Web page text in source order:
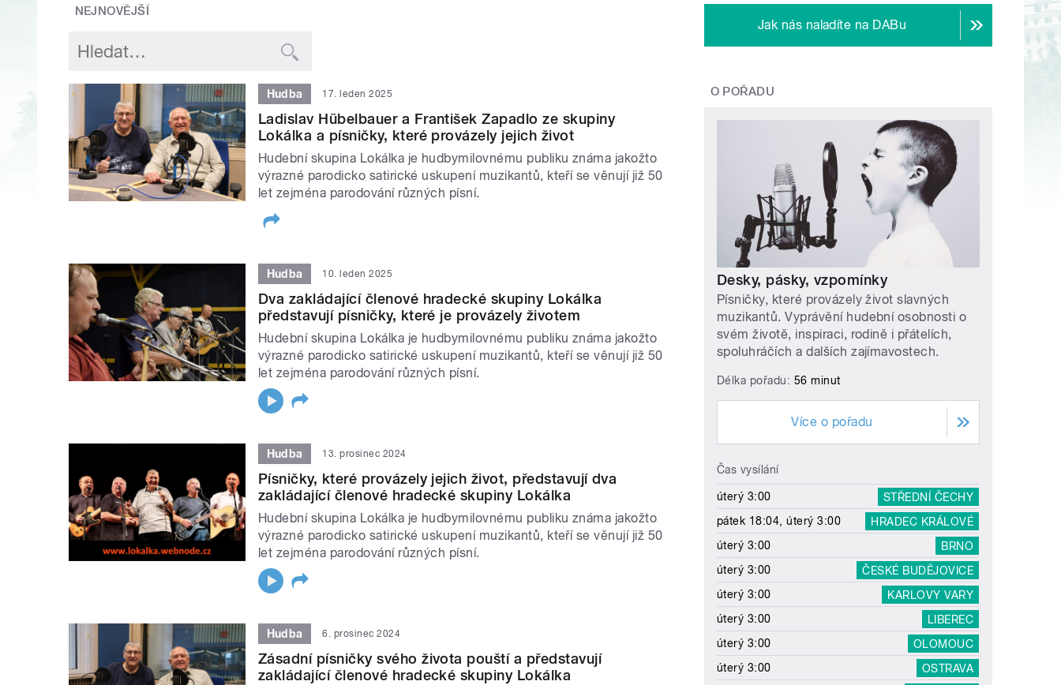
NEJNOVĚJŠÍ
Hudba 17. leden 2025
Ladislav Hübelbauer a František Zapadlo ze skupiny
Lokálka a písničky, které provázely jejich život
Hudební skupina Lokálka je hudbymilovnému publiku známa jakožto
výrazné parodicko satirické uskupení muzikantů, kteří se věnují již 50
let zejména parodování různých písní.
Hudba 10. leden 2025
Dva zakládající členové hradecké skupiny Lokálka
představují písničky, které je provázely životem
Hudební skupina Lokálka je hudbymilovnému publiku známa jakožto
výrazné parodicko satirické uskupení muzikantů, kteří se věnují již 50
let zejména parodování různých písní.
Hudba 13. prosinec 2024
Písničky, které provázely jejich život, představují dva
zakládající členové hradecké skupiny Lokálka
Hudební skupina Lokálka je hudbymilovnému publiku známa jakožto
výrazné parodicko satirické uskupení muzikantů, kteří se věnují již 50
let zejména parodování různých písní.
Hudba 6. prosinec 2024
Zásadní písničky svého života pouští a představují
zakládající členové hradecké skupiny Lokálka
Jak nás naladíte na DABu
O POŘADU
Desky, pásky, vzpomínky
Písničky, které provázely život slavných
muzikantů. Vyprávění hudební osobnosti o
svém životě, inspiraci, rodině i přátelích,
spoluhráčích a dalších zajímavostech.
Délka pořadu: 56 minut
Více o pořadu
Čas vysílání
úterý 3:00
STŘEDNÍ ČECHY
pátek 18:04, úterý 3:00
HRADEC KRÁLOVÉ
úterý 3:00
BRNO
úterý 3:00
ČESKÉ BUDĚJOVICE
úterý 3:00
KARLOVY VARY
úterý 3:00
LIBEREC
úterý 3:00
OLOMOUC
úterý 3:00
OSTRAVA